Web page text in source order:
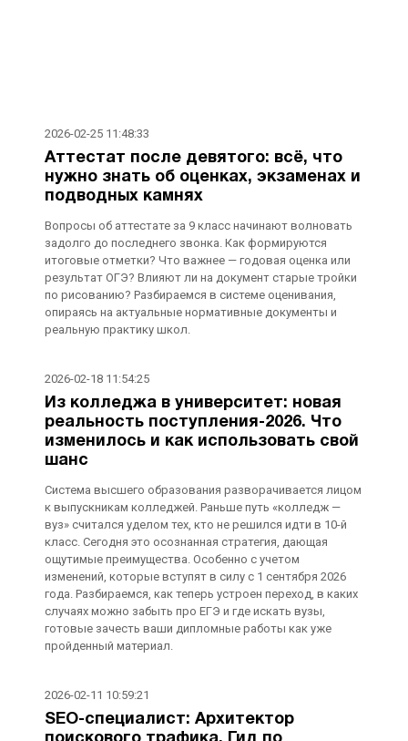
2026-02-25 11:48:33
Аттестат после девятого: всё, что
нужно знать об оценках, экзаменах и
подводных камнях
Вопросы об аттестате за 9 класс начинают волновать
задолго до последнего звонка. Как формируются
итоговые отметки? Что важнее — годовая оценка или
результат ОГЭ? Влияют ли на документ старые тройки
по рисованию? Разбираемся в системе оценивания,
опираясь на актуальные нормативные документы и
реальную практику школ.
2026-02-18 11:54:25
Из колледжа в университет: новая
реальность поступления-2026. Что
изменилось и как использовать свой
шанс
Система высшего образования разворачивается лицом
к выпускникам колледжей. Раньше путь «колледж —
вуз» считался уделом тех, кто не решился идти в 10-й
класс. Сегодня это осознанная стратегия, дающая
ощутимые преимущества. Особенно с учетом
изменений, которые вступят в силу с 1 сентября 2026
года. Разбираемся, как теперь устроен переход, в каких
случаях можно забыть про ЕГЭ и где искать вузы,
готовые зачесть ваши дипломные работы как уже
пройденный материал.
2026-02-11 10:59:21
SEO-специалист: Архитектор